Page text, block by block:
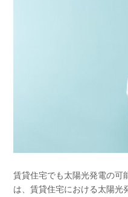
賃貸住宅でも太陽光発電の可
は、賃貸住宅における太陽光